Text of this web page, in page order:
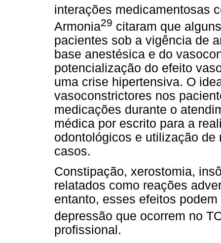
interações medicamentosas
Armonia29 citaram que
pacientes sob a vigência de
base anestésica e do
potencialização do efeito
uma crise hipertensiva. O
vasoconstrictores nos
medicações durante o
médica por escrito para a
odontológicos e utilização
casos.
Constipação, xerostomia,
relatados como reações
entanto, esses efeitos
depressão que ocorrem no
profissional.